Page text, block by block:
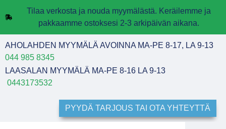
Tilaa verkosta ja nouda myymälästä. Keräilemme ja
pakkaamme ostoksesi 2-3 arkipäivän aikana.
AHOLAHDEN MYYMÄLÄ AVOINNA MA-PE 8-17, LA 9-13
044 985 8345
LAASALAN MYYMÄLÄ MA-PE 8-16 LA 9-13
0443173532
PYYDÄ TARJOUS TAI OTA YHTEYTTÄ